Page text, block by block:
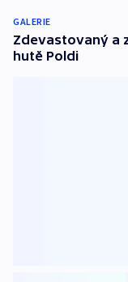
GALERIE
Zdevastovaný a
hutě Poldi